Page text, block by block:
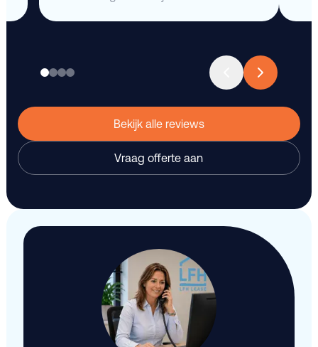
Bekijk alle reviews
Vraag offerte aan